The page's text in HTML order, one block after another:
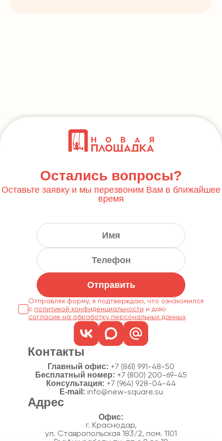
Остались вопросы?
Оставьте заявку и мы перезвоним Вам в ближайшее
время
Отправить
Отправляя форму, я подтверждаю, что ознакомился
с политикой конфиденциальности
согласие на обработку персональных данных
Контакты
Главный офис: +7 (861) 991-48-50
Бесплатный номер: +7 (800) 200-69-45
Консультация: +7 (964) 928-04-44
E-mail: info@new-square.su
Адрес
г. Краснодар,
ул. Ставропольская 183/2, пом. 1101